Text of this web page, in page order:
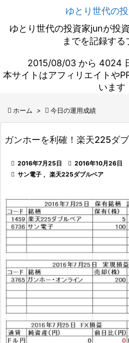
ゆとり世代の
ゆとり世代の投資家junが投
までを記録する
2015/08/03 から 4024
本サイトはアフィリエイトや
います
 ホーム >  今日の運用成績
ガンホーを利確！楽天225ダ
 2016年7月25日  2016年10月26日
 サン電子 , 楽天225ダブルベア